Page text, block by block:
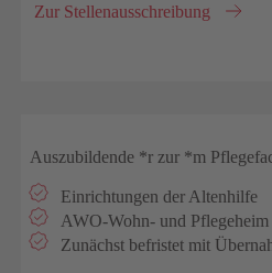
Zur Stellenausschreibung
Auszubildende *r zur *m
Einrichtungen der Altenhilfe
AWO-Wohn- und
Zunächst befristet mit